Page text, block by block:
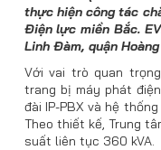
thực hiện công tác
Điện lực miền Bắc.
Linh Đàm, quận
Với vai trò quan
trang bị máy phát
đài IP-PBX và hệ
Theo thiết kế, Trung
suất liên tục 360 kVA.